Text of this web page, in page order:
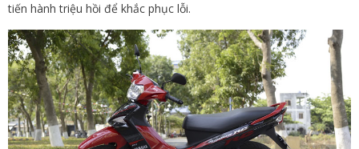
tiến hành triệu hồi để khắc phục lỗi.